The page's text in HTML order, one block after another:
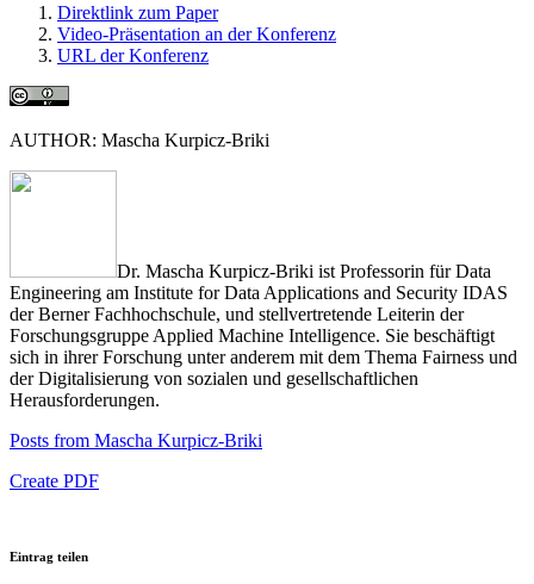
Direktlink zum Paper
Video-Präsentation an der Konferenz
URL der Konferenz
AUTHOR: Mascha Kurpicz-Briki
Dr. Mascha Kurpicz-Briki ist Professorin für Data
Engineering am Institute for Data Applications and Security IDAS
der Berner Fachhochschule, und stellvertretende Leiterin der
Forschungsgruppe Applied Machine Intelligence. Sie beschäftigt
sich in ihrer Forschung unter anderem mit dem Thema Fairness und
der Digitalisierung von sozialen und gesellschaftlichen
Herausforderungen.
Posts from Mascha Kurpicz-Briki
Create PDF
Eintrag teilen